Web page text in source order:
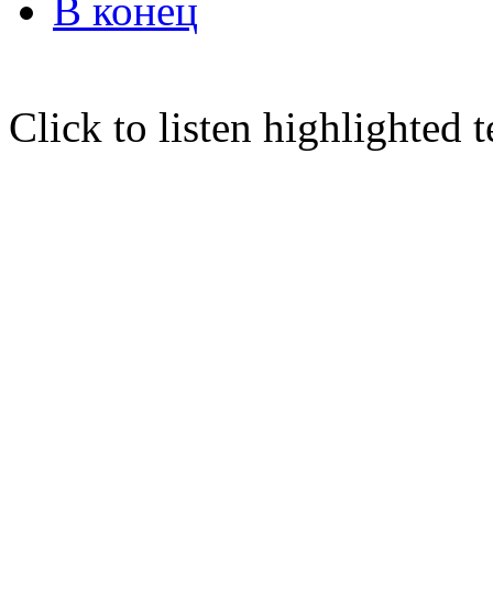
В конец
Click to listen highlighted